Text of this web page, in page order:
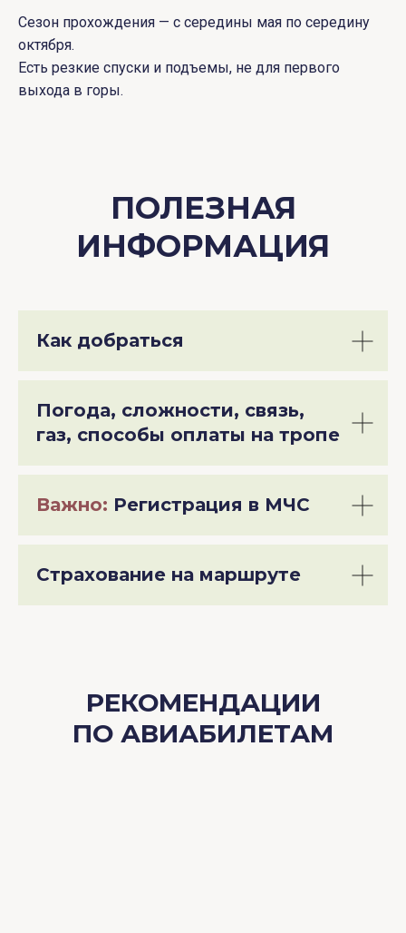
Сезон прохождения — с середины мая по середину
октября.
Есть резкие спуски и подъемы, не для первого
выхода в горы.
ПОЛЕЗНАЯ
ИНФОРМАЦИЯ
Как добраться
Погода, сложности, связь,
газ, способы оплаты на тропе
Важно: Регистрация в МЧС
Страхование на маршруте
РЕКОМЕНДАЦИИ
ПО АВИАБИЛЕТАМ